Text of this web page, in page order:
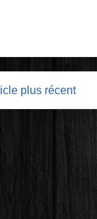
plus récent